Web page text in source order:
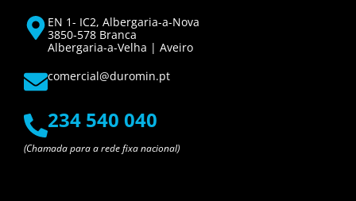
EN 1- IC2, Albergaria-a-Nova
3850-578 Branca
Albergaria-a-Velha | Aveiro
comercial@duromin.pt
234 540 040
(Chamada para a rede fixa nacional)